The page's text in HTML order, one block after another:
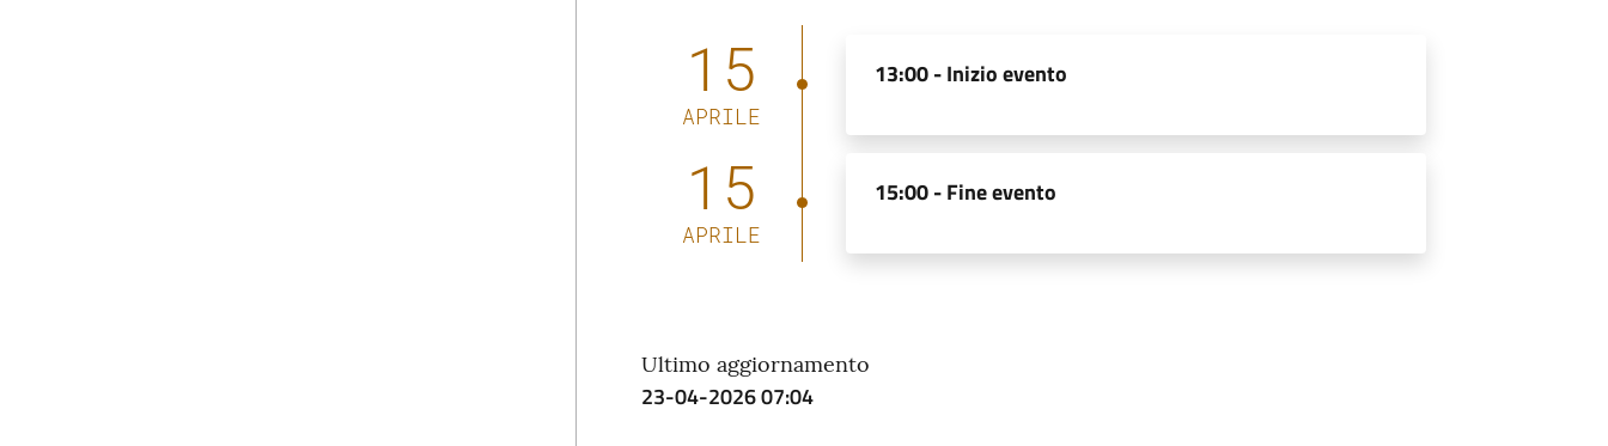
15
APRILE
13:00 -Inizio evento
15
APRILE
15:00 -Fine evento
Ultimo aggiornamento
23-04-2026 07:04